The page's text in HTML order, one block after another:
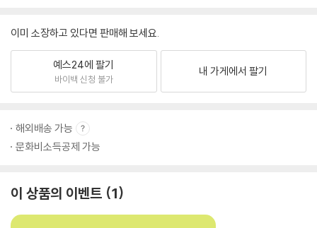
이미 소장하고 있다면 판매해 보세요.
예스24에 팔기
바이백 신청 불가
내 가게에서 팔기
해외배송 가능
문화비소득공제 가능
이 상품의 이벤트 1